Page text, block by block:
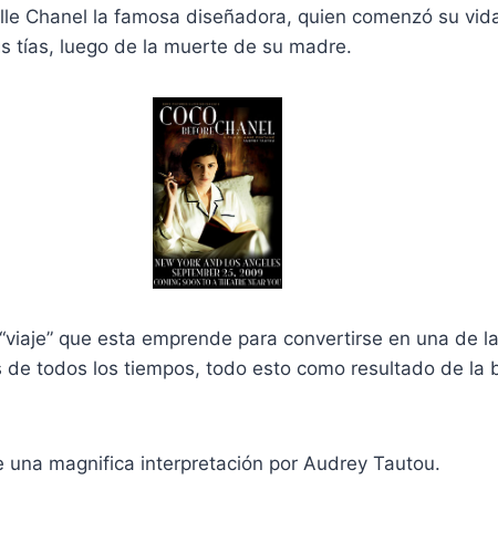
Chanel la famosa diseñadora, quien comenzó su
tías, luego de la muerte de su madre.
que esta emprende para convertirse en una de
de todos los tiempos, todo esto como resultado de la
una magnifica interpretación por Audrey Tautou.